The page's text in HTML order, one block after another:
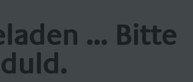
... Bitte